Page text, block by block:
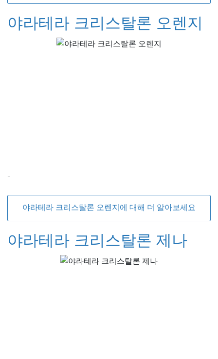
야라테라 크리스탈론 오렌지
-
야라테라 크리스탈론 오렌지에 대해 더 알아보세요
야라테라 크리스탈론 제나